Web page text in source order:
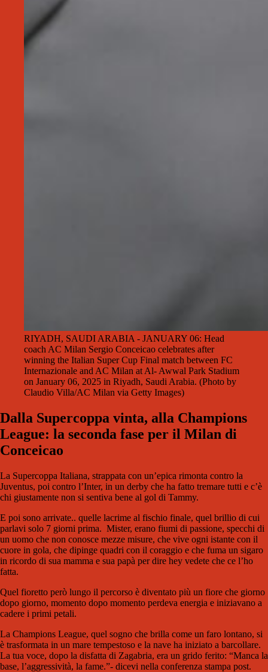
RIYADH, SAUDI ARABIA - JANUARY 06: Head
coach AC Milan Sergio Conceicao celebrates after
winning the Italian Super Cup Final match between FC
Internazionale and AC Milan at Al- Awwal Park Stadium
on January 06, 2025 in Riyadh, Saudi Arabia. (Photo by
Claudio Villa/AC Milan via Getty Images)
Dalla Supercoppa vinta, alla Champions
League: la seconda fase per il Milan di
Conceicao
La Supercoppa Italiana, strappata con un’epica rimonta contro la
Juventus, poi contro l’Inter, in un derby che ha fatto tremare tutti e c’è
chi giustamente non si sentiva bene al gol di Tammy.
E poi sono arrivate.. quelle lacrime al fischio finale, quel brillio di cui
parlavi solo 7 giorni prima. Mister, erano fiumi di passione, specchi di
un uomo che non conosce mezze misure, che vive ogni istante con il
cuore in gola, che dipinge quadri con il coraggio e che fuma un sigaro
in ricordo di sua mamma e sua papà per dire hey vedete che ce l’ho
fatta.
Quel fioretto però lungo il percorso è diventato più un fiore che giorno
dopo giorno, momento dopo momento perdeva energia e iniziavano a
cadere i primi petali.
La Champions League, quel sogno che brilla come un faro lontano, si
è trasformata in un mare tempestoso e la nave ha iniziato a barcollare.
La tua voce, dopo la disfatta di Zagabria, era un grido ferito: “Manca la
base, l’aggressività, la fame.”- dicevi nella conferenza stampa post.